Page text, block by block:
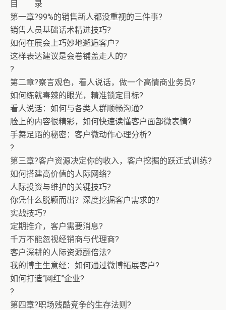
目 录
第一章?99%的销售新人都没重视的三件事?
销售人员基础话术精进技巧?
如何在展会上巧妙地邂逅客户?
这样表达建议是会卷铺盖走人的?
?
第二章?察言观色，看人说话，做一个高情商业务员?
如何练就毒辣的眼光，精准锁定目标?
看人说话：如何与各类人群顺畅沟通?
脸上的内容很精彩，如何快速读懂客户面部微表情?
手舞足蹈的秘密：客户微动作心理分析?
?
第三章?客户资源决定你的收入，客户挖掘的跃迁式训练?
如何搭建高价值的人际网络?
人际投资与维护的关键技巧?
你凭什么脱颖而出？深度挖掘客户需求的?
实战技巧?
定期推介，客户需要消息?
千万不能忽视经销商与代理商?
客户深耕的人际资源翻倍法?
我的博主生意经：如何通过微博拓展客户?
如何打造“网红”企业?
?
第四章?职场残酷竞争的生存法则?